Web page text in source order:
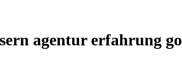
agentur erfahrung